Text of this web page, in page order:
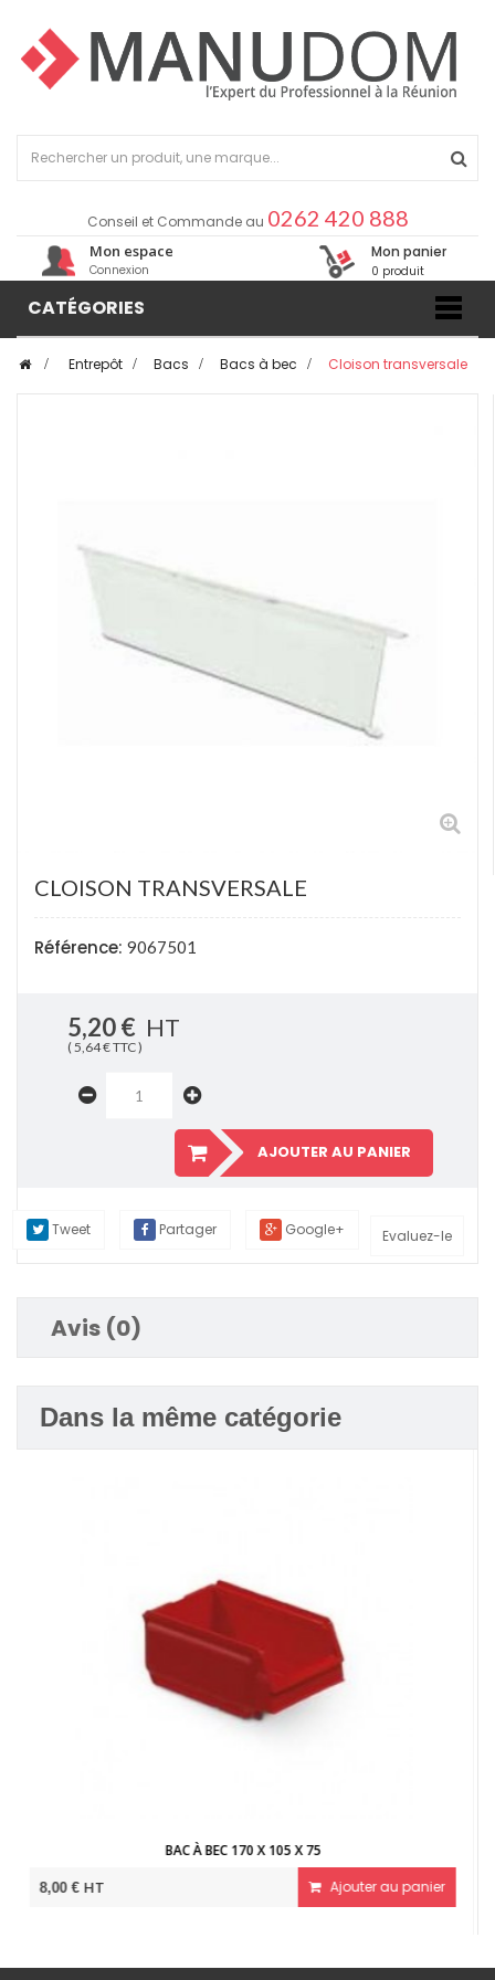
Conseil et Commande au 0262 420 888
Mon espace
Connexion
Mon panier
0 produit
CATÉGORIES
Entrepôt Bacs Bacs à bec Cloison transversale
CLOISON TRANSVERSALE
Référence: 9067501
5,20 € HT
( 5,64 € TTC )
AJOUTER AU PANIER
Evaluez-le
Tweet Partager Google+
Avis (0)
Dans la même catégorie
13,50 €HT